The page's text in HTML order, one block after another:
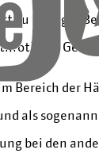
zu weniger
Bereich der
als
bei den